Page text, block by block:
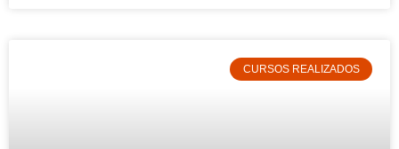
CURSOS REALIZADOS